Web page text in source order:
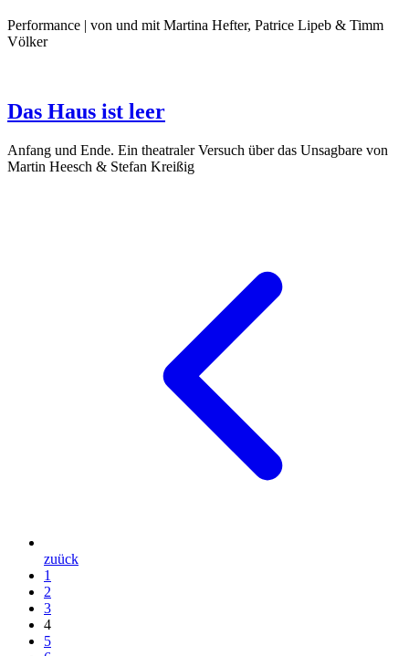
Performance | von und mit Martina Hefter, Patrice Lipeb & Timm
Völker
Das Haus ist leer
Anfang und Ende. Ein theatraler Versuch über das Unsagbare von
Martin Heesch & Stefan Kreißig
zuück
1
2
3
4
5